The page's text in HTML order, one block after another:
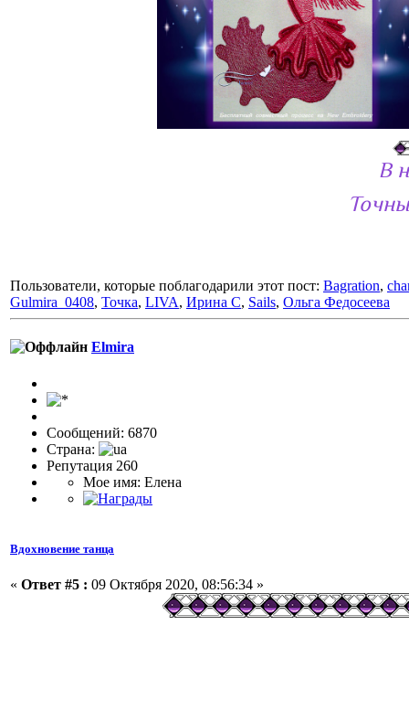
В
Пользователи, которые поблагодарили этот пост: Bagration,
Gulmira_0408, Точка, LIVA, Ирина С, Sails, Ольга Федосеева
Elmira
Сообщений: 6870
Страна:
Репутация 260
Мое имя: Елена
Вдохновение танца
« Ответ #5 : 09 Октября 2020, 08:56:34 »